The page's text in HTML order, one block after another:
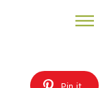
Pin it